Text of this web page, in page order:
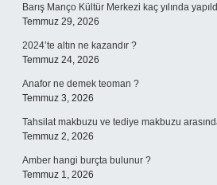
Barış Manço Kültür Merkezi kaç yılında
Temmuz 29, 2026
2024’te altın ne kazandır ?
Temmuz 24, 2026
Anafor ne demek teoman ?
Temmuz 3, 2026
Tahsilat makbuzu ve tediye makbuzu
Temmuz 2, 2026
Amber hangi burçta bulunur ?
Temmuz 1, 2026